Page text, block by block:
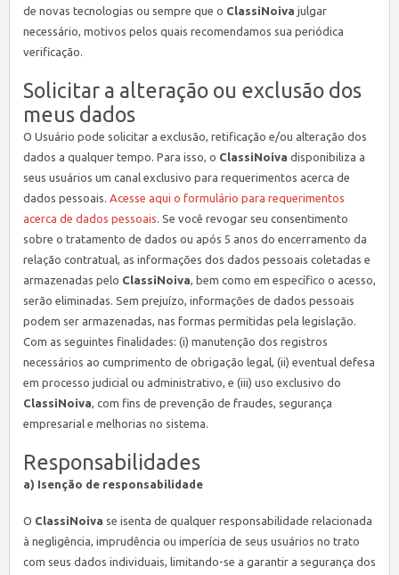
de novas tecnologias ou sempre que o ClassiNoiva julgar
necessário, motivos pelos quais recomendamos sua periódica
verificação.
Solicitar a alteração ou exclusão dos
meus dados
O Usuário pode solicitar a exclusão, retificação e/ou alteração dos
dados a qualquer tempo. Para isso, o ClassiNoiva disponibiliza a
seus usuários um canal exclusivo para requerimentos acerca de
dados pessoais. Acesse aqui o formulário para requerimentos
acerca de dados pessoais. Se você revogar seu consentimento
sobre o tratamento de dados ou após 5 anos do encerramento da
relação contratual, as informações dos dados pessoais coletadas e
armazenadas pelo ClassiNoiva, bem como em específico o acesso,
serão eliminadas. Sem prejuízo, informações de dados pessoais
podem ser armazenadas, nas formas permitidas pela legislação.
Com as seguintes finalidades: (i) manutenção dos registros
necessários ao cumprimento de obrigação legal, (ii) eventual defesa
em processo judicial ou administrativo, e (iii) uso exclusivo do
ClassiNoiva, com fins de prevenção de fraudes, segurança
empresarial e melhorias no sistema.
Responsabilidades
a) Isenção de responsabilidade
O ClassiNoiva se isenta de qualquer responsabilidade relacionada
à negligência, imprudência ou imperícia de seus usuários no trato
com seus dados individuais, limitando-se a garantir a segurança dos